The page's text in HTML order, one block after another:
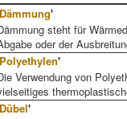
Dämmung'
steht für
oder der
Polyethylen'
Verwendung von
Dübel'